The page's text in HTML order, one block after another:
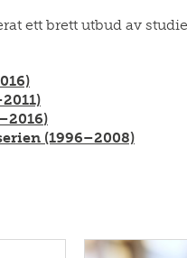
ett brett utbud av
–2016)
(1996–2008)